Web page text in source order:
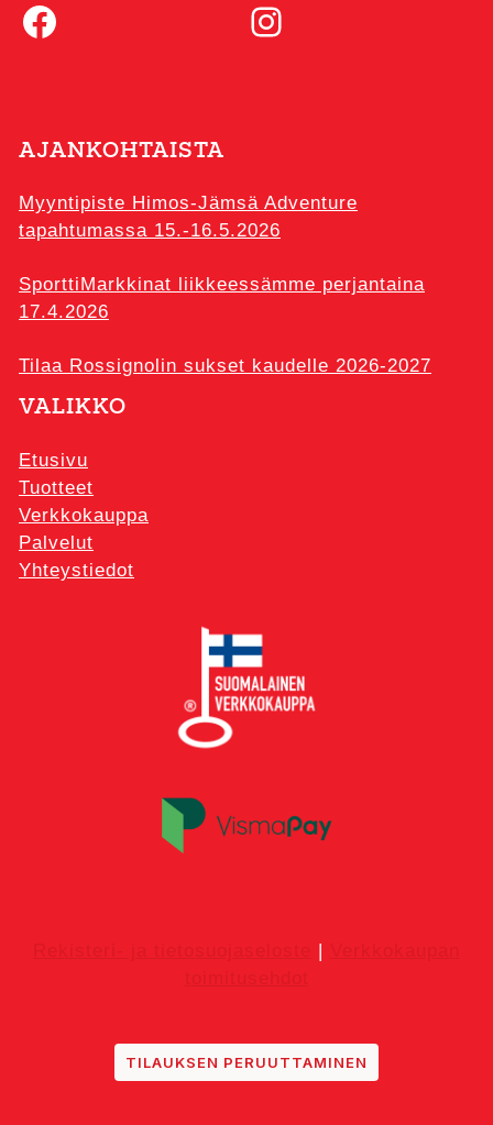
Facebook Instagram
AJANKOHTAISTA
Myyntipiste Himos-Jämsä Adventure
tapahtumassa 15.-16.5.2026
SporttiMarkkinat liikkeessämme perjantaina
17.4.2026
Tilaa Rossignolin sukset kaudelle 2026-2027
VALIKKO
Etusivu
Tuotteet
Verkkokauppa
Palvelut
Yhteystiedot
|
TILAUKSEN PERUUTTAMINEN